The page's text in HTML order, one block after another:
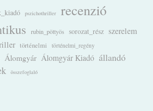
pszichothriller recenzió
rubin_pöttyös sorozat_rész szerelem
történelmi
történelmi_regény
Álomgyár Álomgyár Kiadó állandó
összefoglaló